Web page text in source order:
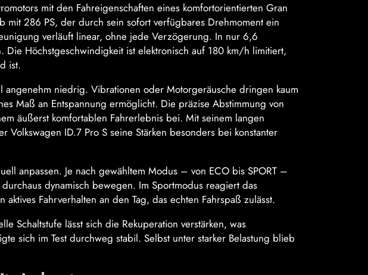
mit den Fahreigenschaften eines komfortorientierten Gran
mit 286 PS, der durch sein sofort verfügbares Drehmoment ein
verläuft linear, ohne jede Verzögerung. In nur 6,6
Höchstgeschwindigkeit ist elektronisch auf 180 km/h limitiert,
ist.
niedrig. Vibrationen oder Motorgeräusche dringen kaum
Maß an Entspannung ermöglicht. Die präzise Abstimmung von
äußerst komfortablen Fahrerlebnis bei. Mit seinem langen
ID.7 Pro S seine Stärken besonders bei konstanter
anpassen. Je nach gewähltem Modus – von ECO bis SPORT –
dynamisch bewegen. Im Sportmodus reagiert das
Fahrverhalten an den Tag, das echten Fahrspaß zulässt.
Schaltstufe lässt sich die Rekuperation verstärken, was
sich im Test durchweg stabil. Selbst unter starker Belastung blieb